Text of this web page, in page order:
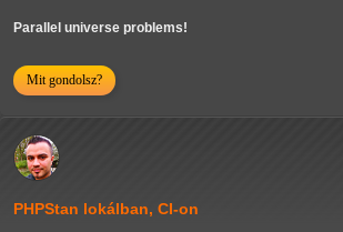
Parallel universe problems!
Mit gondolsz?
PHPStan lokálban, CI-on